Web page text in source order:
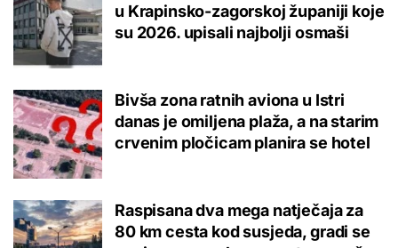
u Krapinsko-zagorskoj županiji koje
su 2026. upisali najbolji osmaši
Bivša zona ratnih aviona u Istri
danas je omiljena plaža, a na starim
crvenim pločicam planira se hotel
Raspisana dva mega natječaja za
80 km cesta kod susjeda, gradi se